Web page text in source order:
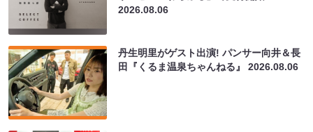
2026.08.06
丹生明里がゲスト出演! パンサー向井＆長
田『くるま温泉ちゃんねる』2026.08.06